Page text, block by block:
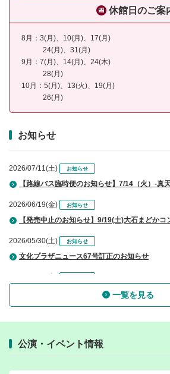
休館日のご案
8月：3(月)、10(月)、17(月)
24(月)、31(月)
9月：7(月)、14(月)、24(木)
28(月)
10月：5(月)、13(火)、19(月)
26(月)
お知らせ
2026/07/11(土) お知らせ
【路線バス臨時便のお知らせ】7/14（火）-真
2026/06/19(金) お知らせ
【発売中止のお知らせ】9/19(土)大石まどかコ
2026/05/30(土) お知らせ
文化プラザニュース67号訂正のお知らせ
2026/05/28(木)
広報ひこね6月号訂正のお知らせ
2026/08/02(日) お知らせ
一覧を見る
公演・イベント情報